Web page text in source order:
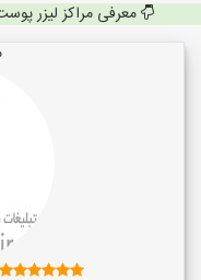
معرفی مراکز لیزر